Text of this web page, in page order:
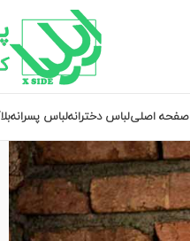
صفحه اصلیلباس دخترانهلباس پسرانه